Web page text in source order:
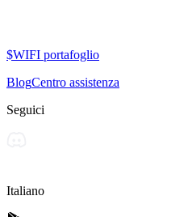
$WIFI portafoglio
BlogCentro assistenza
Seguici
Italiano